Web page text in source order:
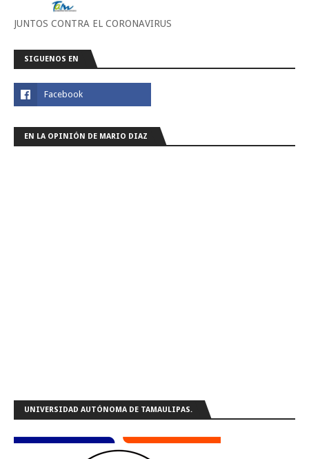
JUNTOS CONTRA EL CORONAVIRUS
SIGUENOS EN
EN LA OPINIÓN DE MARIO DIAZ
UNIVERSIDAD AUTÓNOMA DE TAMAULIPAS.